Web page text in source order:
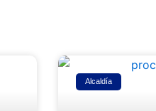
Alcaldía